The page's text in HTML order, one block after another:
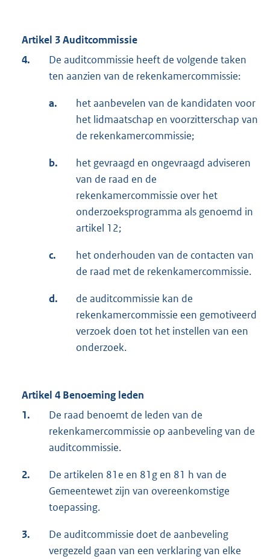
Artikel 3 Auditcommissie
4.
De auditcommissie heeft de volgende taken
ten aanzien van de rekenkamercommissie:
a.
het aanbevelen van de kandidaten voor
het lidmaatschap en voorzitterschap van
de rekenkamercommissie;
b.
het gevraagd en ongevraagd adviseren
van de raad en de
rekenkamercommissie over het
onderzoeksprogramma als genoemd in
artikel 12;
c.
het onderhouden van de contacten van
de raad met de rekenkamercommissie.
d.
de auditcommissie kan de
rekenkamercommissie een gemotiveerd
verzoek doen tot het instellen van een
onderzoek.
Artikel 4 Benoeming leden
1.
De raad benoemt de leden van de
rekenkamercommissie op aanbeveling van de
auditcommissie.
2.
De artikelen 81e en 81g en 81 h van de
Gemeentewet zijn van overeenkomstige
toepassing.
3.
De auditcommissie doet de aanbeveling
vergezeld gaan van een verklaring van elke